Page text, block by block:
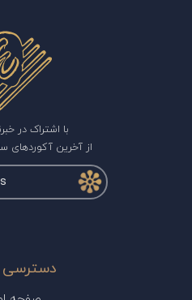
با اشتراک در
از آخرین آکوردهای
دسترسی